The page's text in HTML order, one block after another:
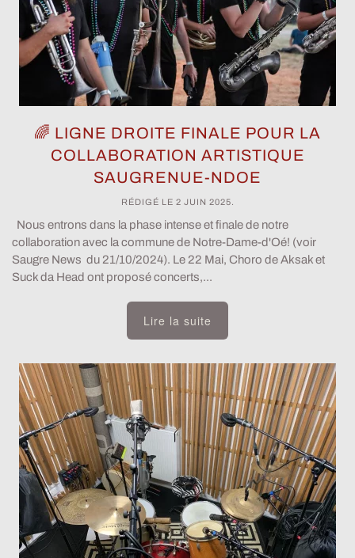
🌈 LIGNE DROITE FINALE POUR LA
COLLABORATION ARTISTIQUE
SAUGRENUE-NDOE
RÉDIGÉ LE 2 JUIN 2025
Nous entrons dans la phase intense et finale de notre
collaboration avec la commune de Notre-Dame-d'Oé! (voir
Saugre News du 21/10/2024). Le 22 Mai, Choro de Aksak et
Suck da Head ont proposé concerts,...
Lire la suite